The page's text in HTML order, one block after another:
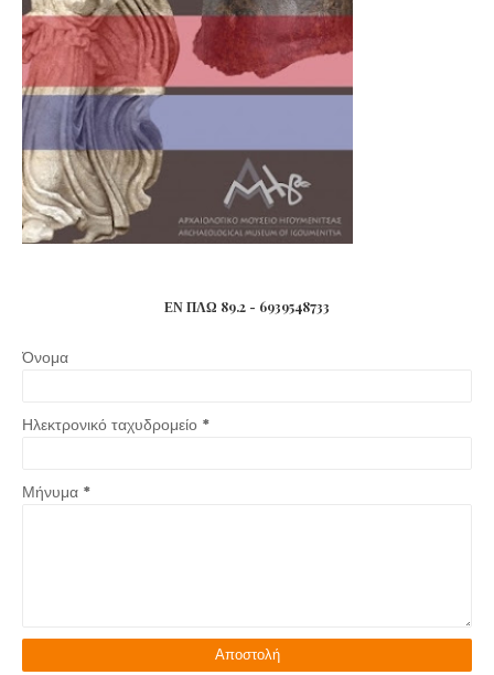
ΕΝ ΠΛΩ 89.2 - 6939548733
Όνομα
Ηλεκτρονικό ταχυδρομείο *
Μήνυμα *